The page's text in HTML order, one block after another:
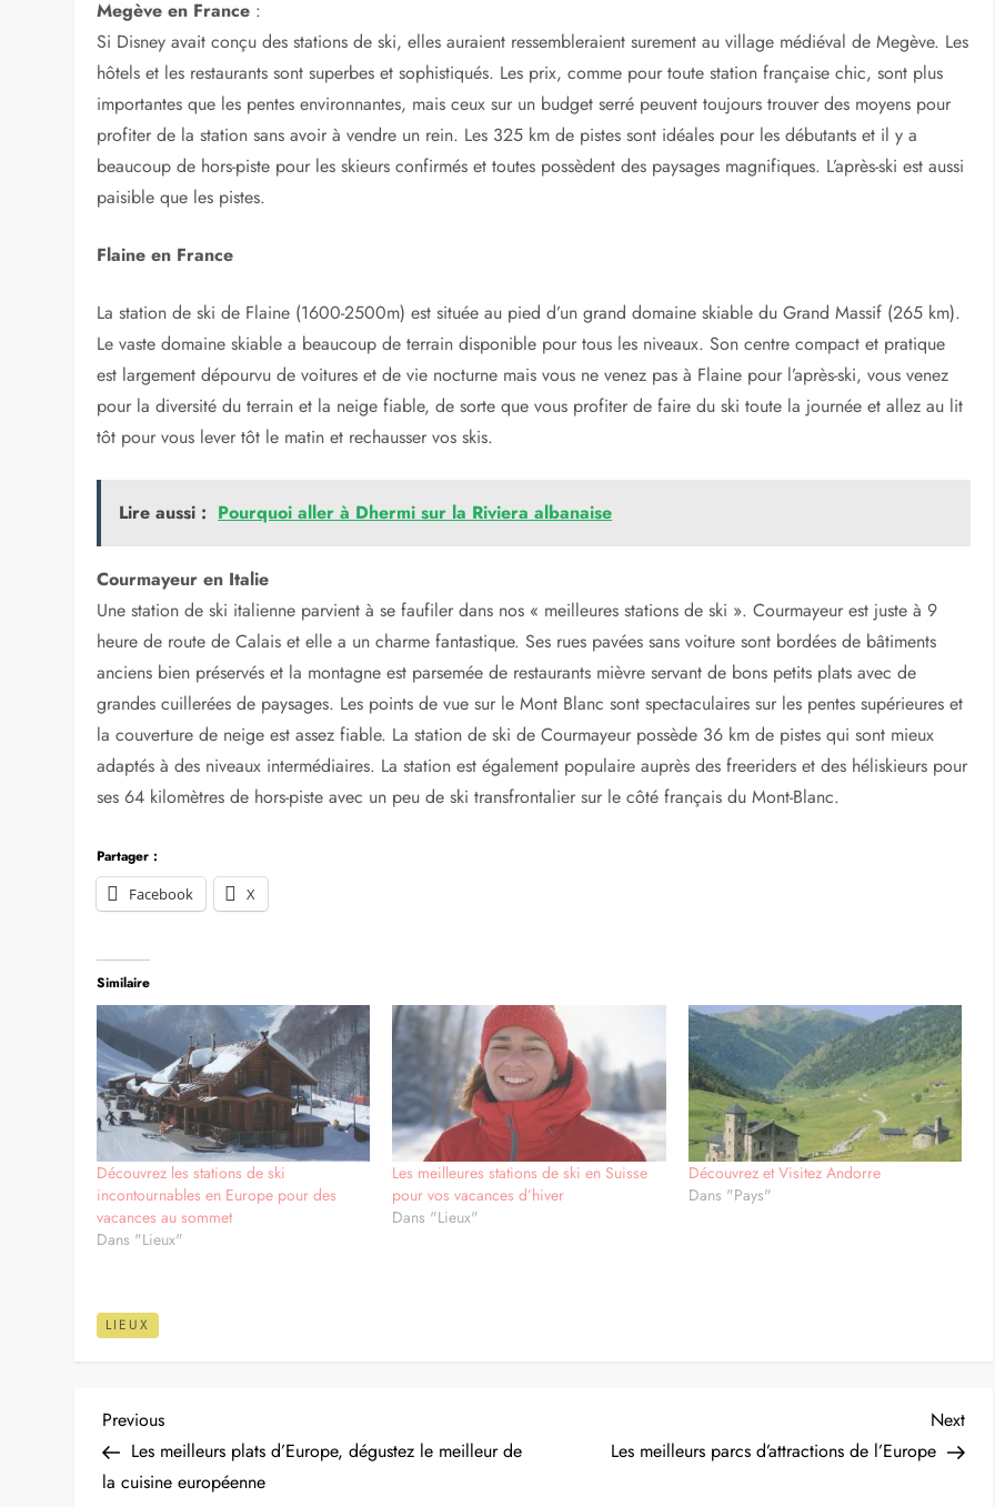
Lire aussi : Les îles à visiter en Europe pour des vacances inoubliables
Chamonix en France:
Le grand Cham, pas besoin de présentation. Si vous skiez régulièrement, vous avez probablement déjà skié ici.
Mais, à seulement huit heures de Calais, c’est une station que vous atteignez facilement en voiture. Et elle est
entourée par des kilomètres de piste et de hors piste. La ville est un peu tentaculaire mais elle est parsemée de zones
le monde. Et avoir une voiture ouvre encore plus de choix. Les prix sont assez chers dans la station et dans les bars
Megève en France:
Si Disney avait conçu des stations de ski, elles auraient ressembleraient surement au village médiéval de Megève. Les
hôtels et les restaurants sont superbes et sophistiqués. Les prix, comme pour toute station française chic, sont plus
importantes que les pentes environnantes, mais ceux sur un budget serré peuvent toujours trouver des moyens pour
beaucoup de hors-piste pour les skieurs confirmés et toutes possèdent des paysages magnifiques. L’après-ski est aussi
paisible que les pistes.
Flaine en France
La station de ski de Flaine (1600-2500m) est située au pied d’un grand domaine skiable du Grand Massif (265 km).
Le vaste domaine skiable a beaucoup de terrain disponible pour tous les niveaux. Son centre compact et pratique
est largement dépourvu de voitures et de vie nocturne mais vous ne venez pas à Flaine pour l’après-ski, vous venez
pour la diversité du terrain et la neige fiable, de sorte que vous profiter de faire du ski toute la journée et allez au lit
tôt pour vous lever tôt le matin et rechausser vos skis.
Lire aussi :
Courmayeur en Italie
heure de route de Calais et elle a un charme fantastique. Ses rues pavées sans voiture sont bordées de bâtiments
anciens bien préservés et la montagne est parsemée de restaurants mièvre servant de bons petits plats avec de
grandes cuillerées de paysages. Les points de vue sur le Mont Blanc sont spectaculaires sur les pentes supérieures et
la couverture de neige est assez fiable. La station de ski de Courmayeur possède 36 km de pistes qui sont mieux
adaptés à des niveaux intermédiaires. La station est également populaire auprès des freeriders et des héliskieurs pour
ses 64 kilomètres de hors-piste avec un peu de ski transfrontalier sur le côté français du Mont-Blanc.
Partager :
Facebook
Similaire